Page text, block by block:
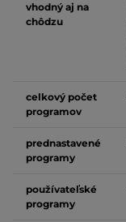
vhodný aj na
chôdzu
celkový počet
programov
prednastavené
programy
používateľské
programy